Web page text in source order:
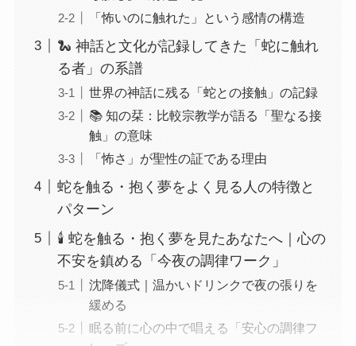
「怖いのに触れた」という感情の構造
🐍 神話と文化が記録してきた「蛇に触れ
る者」の系譜
世界の神話に残る「蛇との接触」の記録
📚 知の栞：比較宗教学が語る「聖なる接
触」の意味
「怖さ」が聖性の証である理由
蛇を触る・抱く夢をよく見る人の特徴と
パターン
🕯️ 蛇を触る・抱く夢を見たあなたへ｜心の
不安を鎮める「今夜の調律ワーク」
沈降儀式｜温かいドリンクで夜の張りを
緩める
眠る前に心の中で唱える「安心の調律フ